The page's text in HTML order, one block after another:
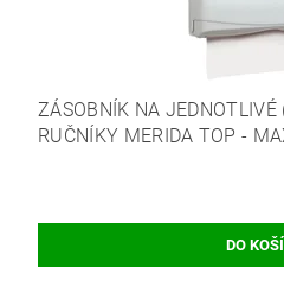
ZÁSOBNÍK NA JEDNOTLIVÉ
RUČNÍKY MERIDA TOP -